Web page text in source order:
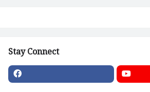
Stay Connect